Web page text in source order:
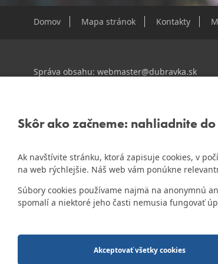
Skôr ako začneme: nahliadnite
Ak navštívite stránku, ktorá zapisuje cookies, v
na web rýchlejšie. Náš web vám ponúkne
Súbory cookies používame najmä na anonymnú
spomalí a niektoré jeho časti nemusia fungovať
Domov Mapa stránok Kontakty
Správa obsahu: webmaster@dubravka.sk
Naša mestská časť získala 3. miesto v súťaži
2014-2026 © MÚ Bratislava-Dúbravka